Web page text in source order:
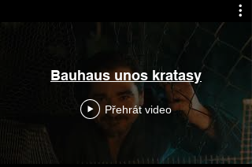
Bauhaus unos kratasy
Přehrát video